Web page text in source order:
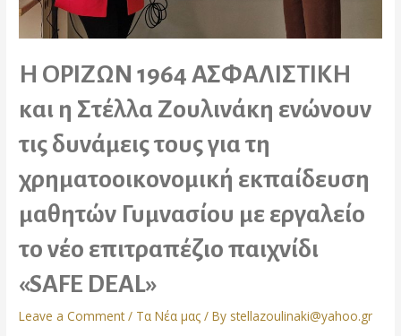
Η ΟΡΙΖΩΝ 1964 ΑΣΦΑΛΙΣΤΙΚΗ
και η Στέλλα Ζουλινάκη ενώνουν
τις δυνάμεις τους για τη
χρηματοοικονομική εκπαίδευση
μαθητών Γυμνασίου με εργαλείο
το νέο επιτραπέζιο παιχνίδι
«SAFE DEAL»
Leave a Comment / Τα Νέα μας / By stellazoulinaki@yahoo.gr